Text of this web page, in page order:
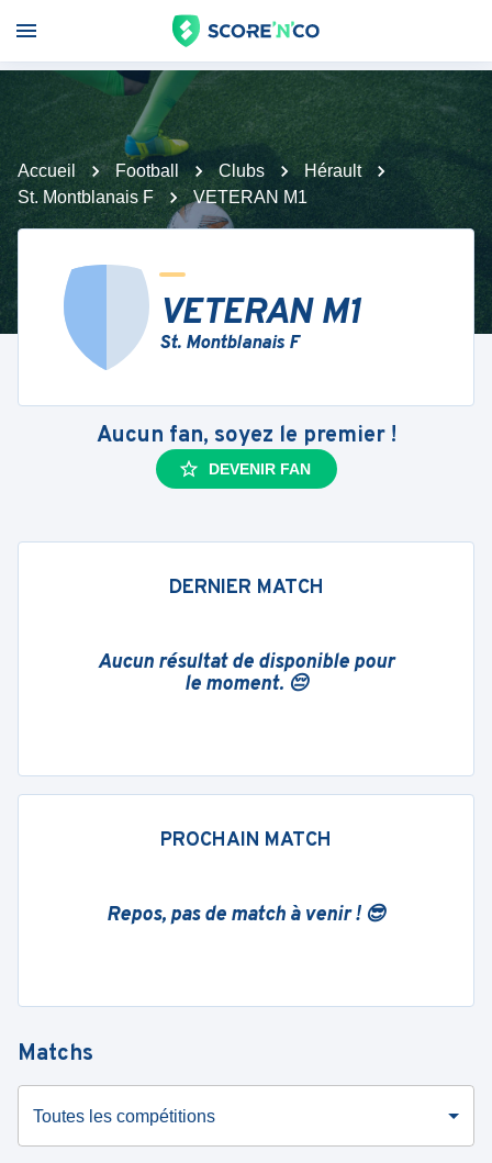
Accueil Football Clubs
Hérault
St. Montblanais F
VETERAN M1
VETERAN M1
St. Montblanais F
Aucun fan, soyez le premier !
DEVENIR FAN
DERNIER MATCH
Aucun résultat de disponible pour
le moment. 😔
PROCHAIN MATCH
Repos, pas de match à venir ! 😎
Matchs
Toutes les compétitions